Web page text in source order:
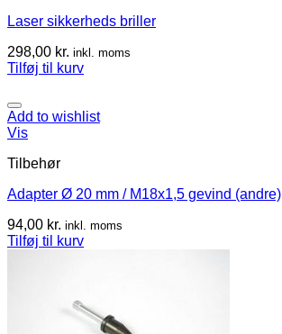
Laser sikkerheds briller
298,00 kr. inkl. moms
Tilføj til kurv
Add to wishlist
Vis
Tilbehør
Adapter Ø 20 mm / M18x1,5 gevind (andre)
94,00 kr. inkl. moms
Tilføj til kurv